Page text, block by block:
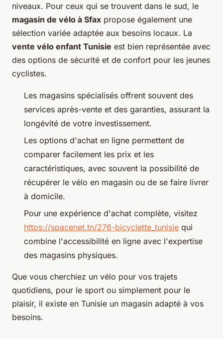
niveaux. Pour ceux qui se trouvent dans le sud, le
magasin de vélo à Sfax propose également une
sélection variée adaptée aux besoins locaux. La
vente vélo enfant Tunisie est bien représentée avec
des options de sécurité et de confort pour les jeunes
cyclistes.
Les magasins spécialisés offrent souvent des
services après-vente et des garanties, assurant la
longévité de votre investissement.
Les options d'achat en ligne permettent de
comparer facilement les prix et les
caractéristiques, avec souvent la possibilité de
récupérer le vélo en magasin ou de se faire livrer
à domicile.
Pour une expérience d'achat complète, visitez
https://spacenet.tn/276-bicyclette_tunisie qui
combine l'accessibilité en ligne avec l'expertise
des magasins physiques.
Que vous cherchiez un vélo pour vos trajets
quotidiens, pour le sport ou simplement pour le
plaisir, il existe en Tunisie un magasin adapté à vos
besoins.